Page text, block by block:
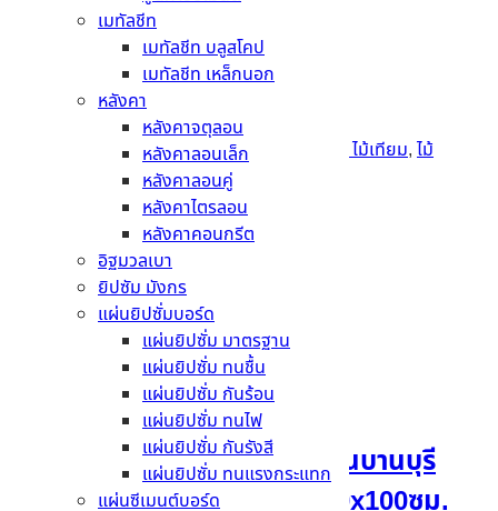
เมทัลชีท
เมทัลชีท บลูสโคป
เมทัลชีท เหล็กนอก
หลังคา
หลังคาจตุลอน
หลังคาลอนเล็ก
หลังคาลอนคู่
หลังคาไตรลอน
หลังคาคอนกรีต
อิฐมวลเบา
ยิปซัม มังกร
แผ่นยิปซั่มบอร์ด
แผ่นยิปซั่ม มาตรฐาน
แผ่นยิปซั่ม ทนชื้น
แผ่นยิปซั่ม กันร้อน
แผ่นยิปซั่ม ทนไฟ
แผ่นยิปซั่ม กันรังสี
แผ่นยิปซั่ม ทนแรงกระแทก
แผ่นซีเมนต์บอร์ด
ลายเสี้ยน
2 x 120 x 240 ซม.
รุ่น ขอบ/หน้าตัดเซาะร่อง หน้า 4 นิ้ว
8204070232หมวดหมู่: ไม้สังเคราะห์ ไม้เทียม, ไม้
รายละเอียดสินค้า
ข้อมูลทั่วไป
สินค้าที่เกี่ยวข้อง
ไม้เชิงชายน้ำย้อยเฌอร่า รุ่นบานบุรี
ลายสัก สีธรรมชาติ 0.8x20x100ซม.